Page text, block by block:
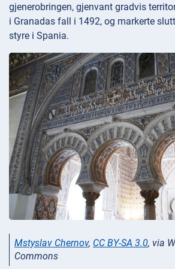
gjenerobringen, gjenvant gradvis
i Granadas fall i 1492, og markerte
styre i Spania.
Mstyslav Chernov, CC BY-SA 3.0, via
Commons